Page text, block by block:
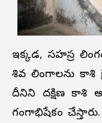
ఇక్కడ, సహస్ర
శివ లింగాలను కాశి
దీనిని దక్షిణ కాశి
గంగాభిషేకం